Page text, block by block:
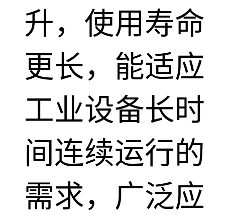
升，使用寿命
更长，能适应
工业设备长时
间连续运行的
需求，广泛应